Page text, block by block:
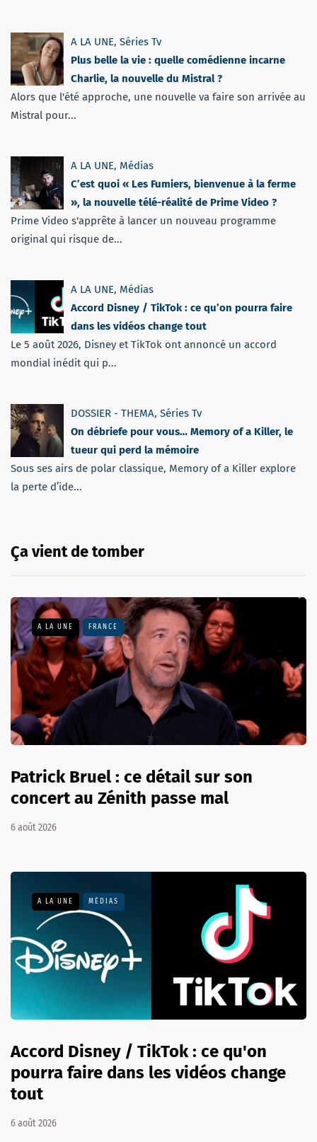
A LA UNE, Séries Tv
Plus belle la vie : quelle comédienne incarne
Charlie, la nouvelle du Mistral ?
Alors que l'été approche, une nouvelle va faire son arrivée au
Mistral pour...
A LA UNE, Médias
C’est quoi « Les Fumiers, bienvenue à la ferme
», la nouvelle télé-réalité de Prime Video ?
Prime Video s'apprête à lancer un nouveau programme
original qui risque de...
A LA UNE, Médias
Accord Disney / TikTok : ce qu’on pourra faire
dans les vidéos change tout
Le 5 août 2026, Disney et TikTok ont annoncé un accord
mondial inédit qui p...
DOSSIER - THEMA, Séries Tv
On débriefe pour vous… Memory of a Killer, le
tueur qui perd la mémoire
Sous ses airs de polar classique, Memory of a Killer explore
la perte d’ide...
Ça vient de tomber
A LA UNE FRANCE
Patrick Bruel : ce détail sur son
concert au Zénith passe mal
6 août 2026
A LA UNE MÉDIAS
Accord Disney / TikTok : ce qu'on
pourra faire dans les vidéos change
tout
6 août 2026